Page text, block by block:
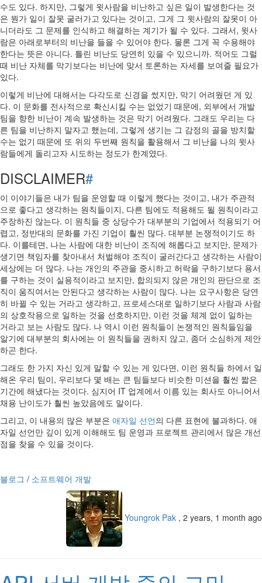
수도 있다. 하지만, 그렇게 윗사람을 비난하고 싶은 일이 발생한다는 것
은 뭔가 일이 잘못 굴러가고 있다는 것이고, 그게 그 윗사람의 잘못이 아
니더라도 그 문제를 인식하고 해결하는 계기가 될 수 있다. 그래서, 윗사
람은 아래로부터의 비난을 들을 수 있어야 한다. 물론 그게 꼭 수용해야
한다는 뜻은 아니다. 틀린 비난도 당연히 있을 수 있으니까. 적어도 그럴
때 비난 자체를 막기보다는 비난에 맞서 토론하는 자세를 보여줄 필요가
있다.
이렇게 비난에 대해서는 다각도로 신경을 썼지만, 막기 어려웠던 게 있
다. 이 문화를 전사적으로 확신시킬 수는 없었기 때문에, 외부에서 개발
팀을 향한 비난이 계속 발생하는 것은 막기 어려웠다. 그래도 우리는 다
른 팀을 비난하지 말자고 했는데, 그렇게 생기는 그 감정의 골을 방치할
수는 없기 때문에 또 위의 두번째 원칙을 활용해서 그 비난을 나의 윗사
람들에게 돌리고자 시도하는 정도가 한계였다.
DISCLAIMER#
이 이야기들은 내가 팀을 운영할 때 이렇게 했다는 것이고, 내가 주관적
으로 좋다고 생각하는 원칙들이지, 다른 팀에도 적용해도 될 원칙이라고
주장하진 않는다. 이 원칙들 중 상당수가 대부분의 기업에서 적용되기 어
렵고, 정반대의 문화를 가진 기업이 훨씬 많다. 대부분 논쟁적이기도 하
다. 이를테면, 나는 사람에 대한 비난이 조직에 해롭다고 보지만, 문제가
생기면 책임자를 찾아내서 처벌해야 조직이 굴러간다고 생각하는 사람이
세상에는 더 많다. 나는 개인의 주관을 중시하고 허락을 구하기보다 용서
를 구하는 것이 실용적이라고 보지만, 합의되지 않은 개인의 판단으로 조
직이 움직여서는 안된다고 생각하는 사람이 많다. 나는 요구사항은 당연
히 바뀔 수 있는 거라고 생각하고, 프로세스대로 일하기보다 사람과 사람
의 상호작용으로 일하는 것을 선호하지만, 이런 것을 체계 없이 일하는
거라고 보는 사람도 많다. 나 역시 이런 원칙들이 논쟁적인 원칙들임을
알기에 대부분의 회사에는 이 원칙들을 권하지 않고, 좀더 소심하게 제안
하곤 한다.
그래도 한 가지 자신 있게 말할 수 있는 게 있다면, 이런 원칙들 하에서 일
해온 우리 팀이, 우리보다 몇 배는 큰 팀들보다 비슷한 미션을 훨씬 짧은
기간에 해냈다는 것이다. 심지어 IT 업계에서 이름 있는 회사도 아니어서
채용 난이도가 훨씬 높았음에도 말이다.
그리고, 이 내용의 많은 부분은 애자일 선언의 다른 표현에 불과하다. 애
자일 선언만 깊이 있게 이해해도 팀 운영과 프로젝트 관리에서 많은 개선
점을 찾을 수 있을 것이다.
블로그 / 소프트웨어 개발
Youngrok Pak , 2 years, 1 month ago